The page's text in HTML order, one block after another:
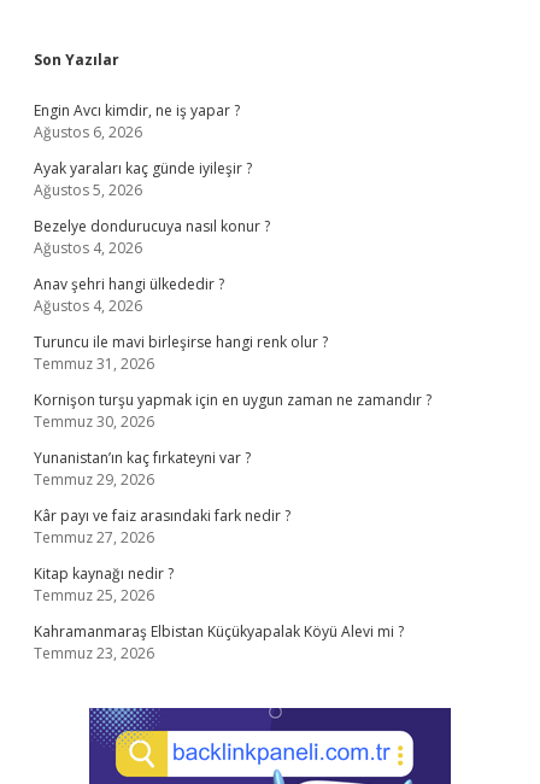
Sidebar
Son Yazılar
Engin Avcı kimdir, ne iş yapar ?
Ağustos 6, 2026
Ayak yaraları kaç günde iyileşir ?
Ağustos 5, 2026
Bezelye dondurucuya nasıl konur ?
Ağustos 4, 2026
Anav şehri hangi ülkededir ?
Ağustos 4, 2026
Turuncu ile mavi birleşirse hangi renk olur ?
Temmuz 31, 2026
Kornişon turşu yapmak için en uygun zaman ne zamandır ?
Temmuz 30, 2026
Yunanistan’ın kaç fırkateyni var ?
Temmuz 29, 2026
Kâr payı ve faiz arasındaki fark nedir ?
Temmuz 27, 2026
Kitap kaynağı nedir ?
Temmuz 25, 2026
Kahramanmaraş Elbistan Küçükyapalak Köyü Alevi mi ?
Temmuz 23, 2026